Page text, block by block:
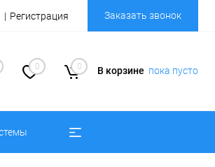
Регистрация Заказать звонок
0 0 В корзине пока пусто